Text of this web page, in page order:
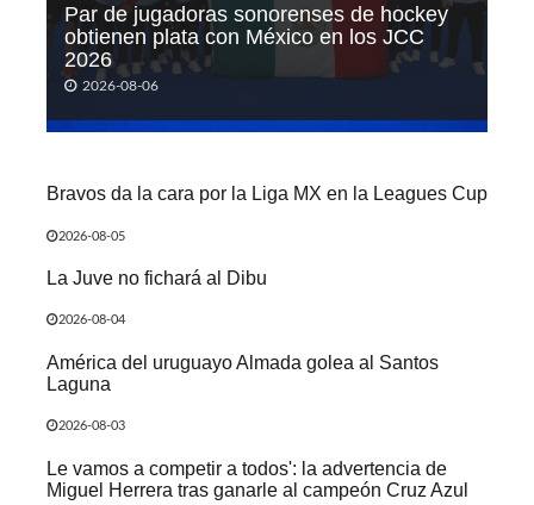
Par de jugadoras sonorenses de hockey
obtienen plata con México en los JCC
2026
2026-08-06
Bravos da la cara por la Liga MX en la Leagues Cup
2026-08-05
La Juve no fichará al Dibu
2026-08-04
América del uruguayo Almada golea al Santos
Laguna
2026-08-03
Le vamos a competir a todos': la advertencia de
Miguel Herrera tras ganarle al campeón Cruz Azul